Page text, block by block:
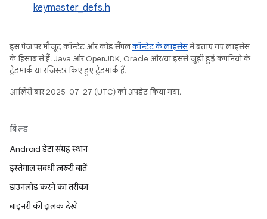
keymaster_defs.h
इस पेज पर मौजूद कॉन्टेंट और कोड सैंपलकॉन्टेंट के लाइसेंसमें बताए गए लाइसेंस
के हिसाब से हैं. Java और OpenJDK, Oracle और/या इससे जुड़ी हुई कंपनियों के
ट्रेडमार्क या रजिस्टर किए हुए ट्रेडमार्क हैं.
आखिरी बार 2025-07-27 (UTC) को अपडेट किया गया.
बिल्ड
Android डेटा संग्रह स्थान
इस्तेमाल संबंधी ज़रूरी बातें
डाउनलोड करने का तरीका
बाइनरी की झलक देखें